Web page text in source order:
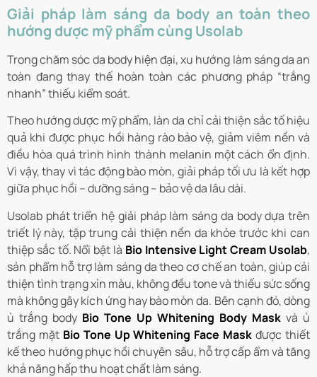
Giải pháp làm sáng da body an toàn theo
hướng dược mỹ phẩm cùng Usolab
Trong chăm sóc da body hiện đại, xu hướng làm sáng da an
toàn đang thay thế hoàn toàn các phương pháp “trắng
nhanh” thiếu kiểm soát.
Theo hướng dược mỹ phẩm, làn da chỉ cải thiện sắc tố hiệu
quả khi được phục hồi hàng rào bảo vệ, giảm viêm nền và
điều hòa quá trình hình thành melanin một cách ổn định.
Vì vậy, thay vì tác động bào mòn, giải pháp tối ưu là kết hợp
giữa phục hồi – dưỡng sáng – bảo vệ da lâu dài.
Usolab phát triển hệ giải pháp làm sáng da body dựa trên
triết lý này, tập trung cải thiện nền da khỏe trước khi can
thiệp sắc tố. Nổi bật là Bio Intensive Light Cream Usolab,
sản phẩm hỗ trợ làm sáng da theo cơ chế an toàn, giúp cải
thiện tình trạng xỉn màu, không đều tone và thiếu sức sống
mà không gây kích ứng hay bào mòn da. Bên cạnh đó, dòng
ủ trắng body Bio Tone Up Whitening Body Mask và ủ
trắng mặt Bio Tone Up Whitening Face Mask được thiết
kế theo hướng phục hồi chuyên sâu, hỗ trợ cấp ẩm và tăng
khả năng hấp thu hoạt chất làm sáng.